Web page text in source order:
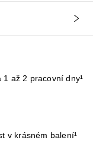
až 2 pracovní dny¹
v krásném balení¹